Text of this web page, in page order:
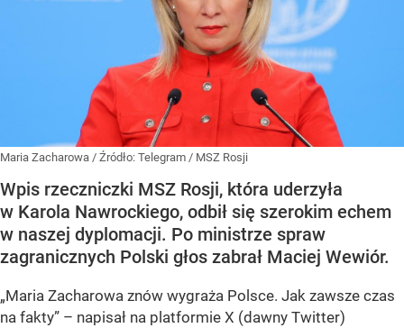
Maria Zacharowa / Źródło: Telegram / MSZ Rosji
Wpis rzeczniczki MSZ Rosji, która uderzyła
w Karola Nawrockiego, odbił się szerokim echem
w naszej dyplomacji. Po ministrze spraw
zagranicznych Polski głos zabrał Maciej Wewiór.
„Maria Zacharowa znów wygraża Polsce. Jak zawsze czas
na fakty” – napisał na platformie X (dawny Twitter)